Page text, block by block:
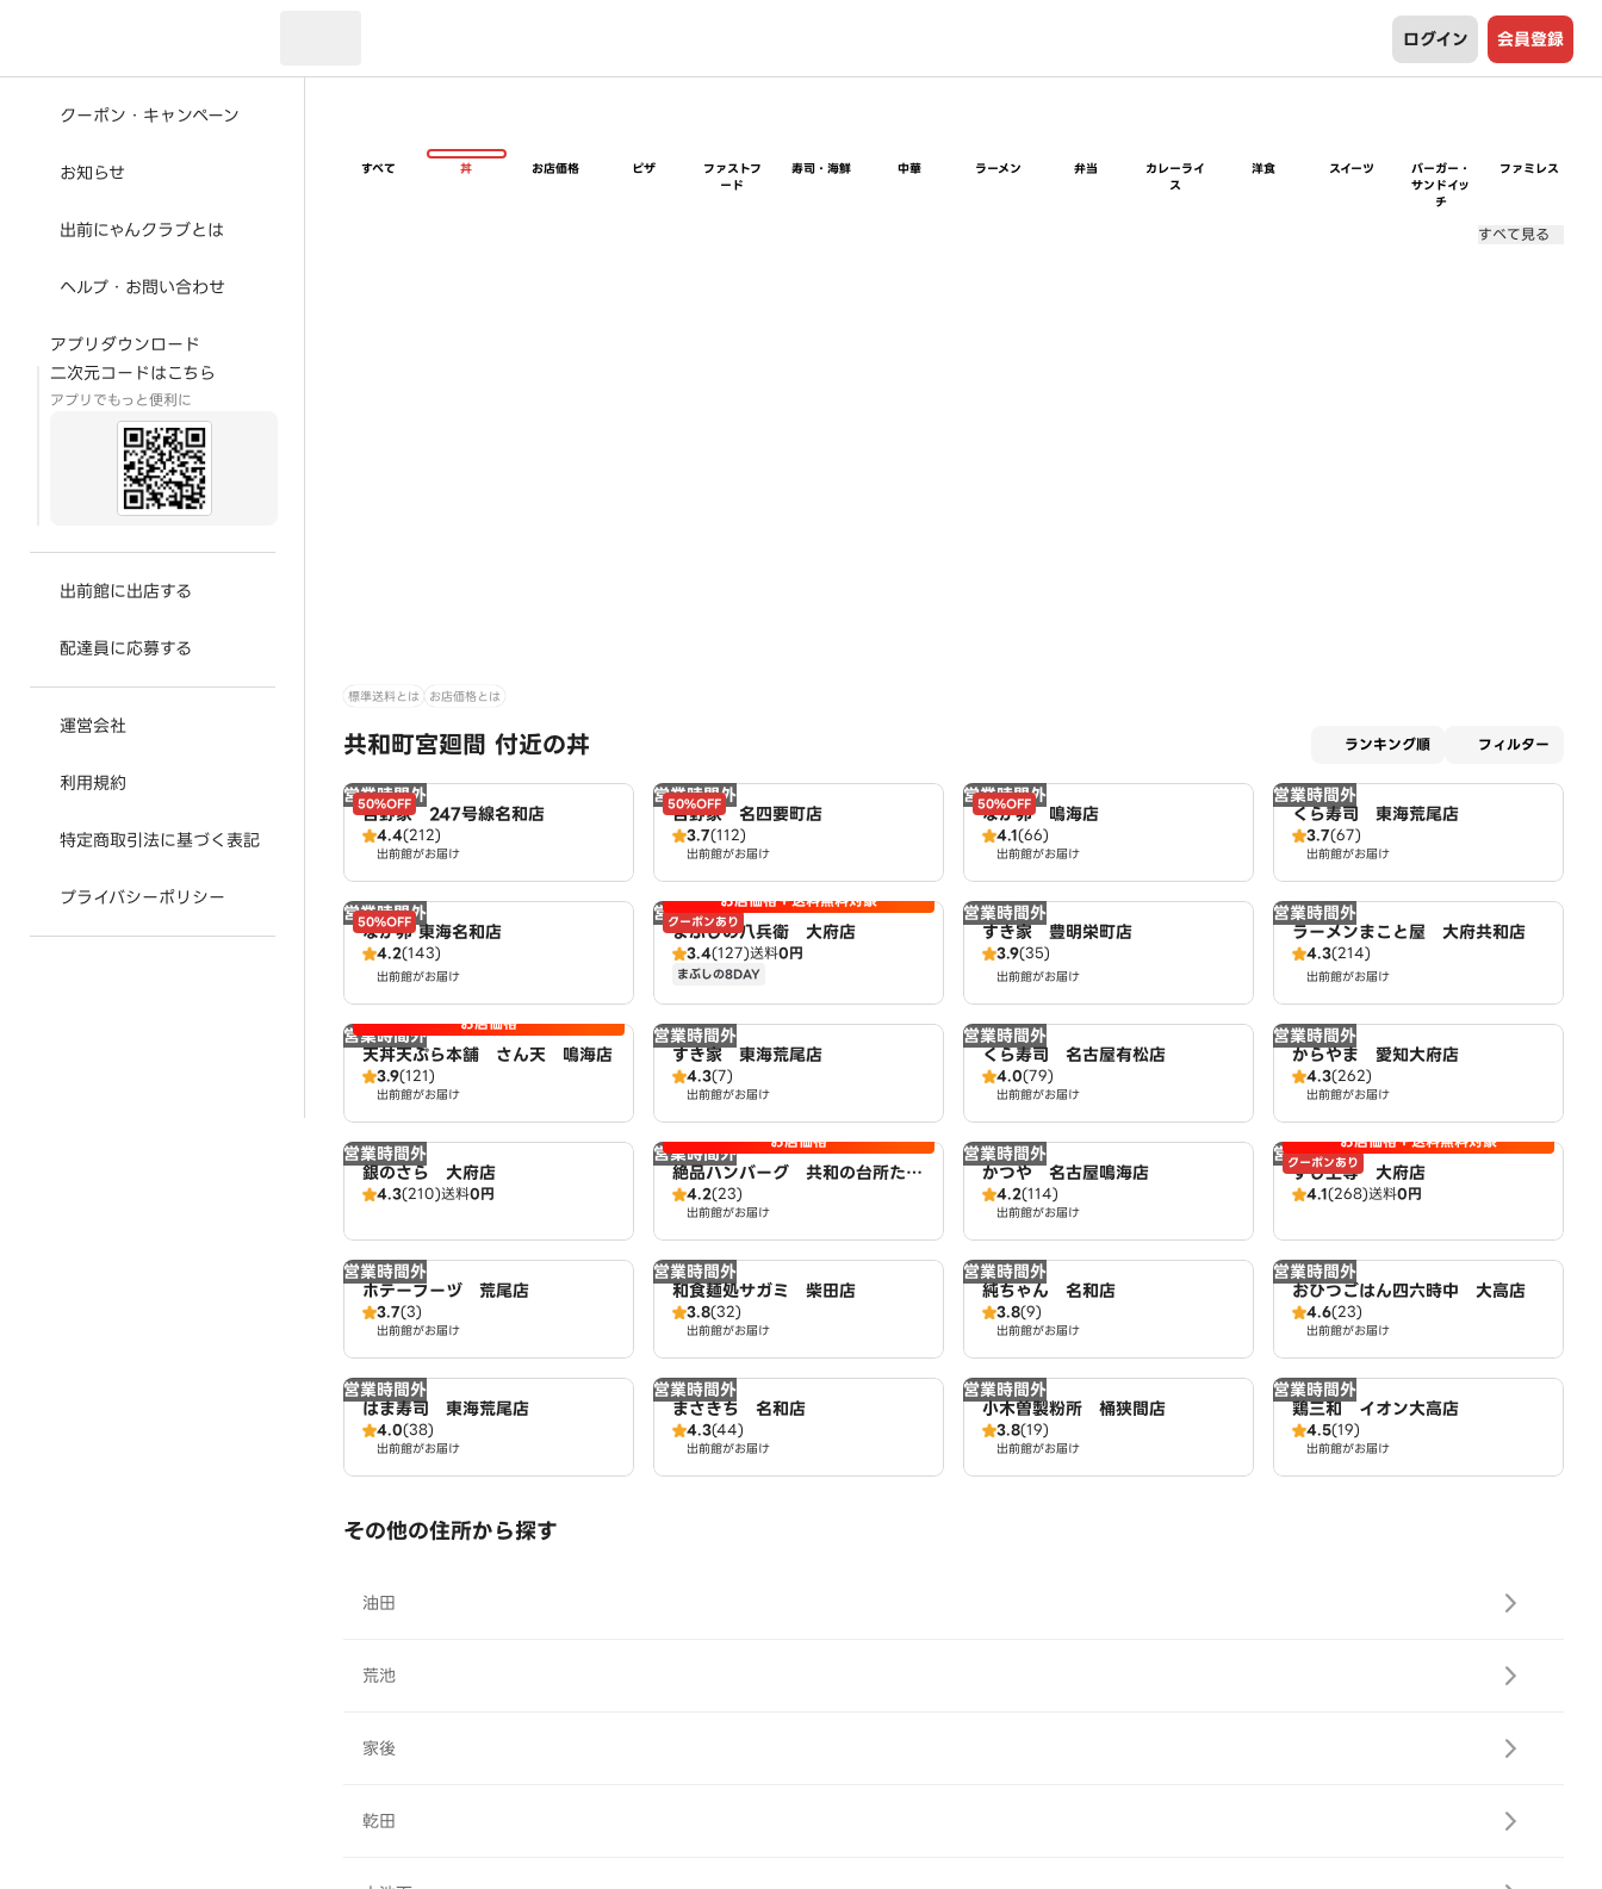
ログイン 会員登録
クーポン・キャンペーン
お知らせ
出前にゃんクラブとは
ヘルプ・お問い合わせ
アプリダウンロード
二次元コードはこちら
アプリでもっと便利に
出前館に出店する
配達員に応募する
運営会社
利用規約
特定商取引法に基づく表記
プライバシーポリシー
すべて 丼 お店価格 ピザ
ファストフ
ード
寿司・海鮮 中華 ラーメン 弁当
カレーライ
ス
洋食 スイーツ
バーガー・
サンドイッ
チ
ファミレス
すべて見る
標準送料とは お店価格とは
共和町宮廻間 付近の丼 ランキング順 フィルター
営業時間外
50%OFF
吉野家 247号線名和店
4.4(212)
出前館がお届け
営業時間外
50%OFF
吉野家 名四要町店
3.7(112)
出前館がお届け
営業時間外
50%OFF
なか卯 鳴海店
4.1(66)
出前館がお届け
営業時間外
くら寿司 東海荒尾店
3.7(67)
出前館がお届け
営業時間外
50%OFF
なか卯 東海名和店
4.2(143)
出前館がお届け
営業時間外
クーポンあり
お店価格＋送料無料対象
まぶしの八兵衛 大府店
3.4(127)送料0円
まぶしの8DAY
営業時間外
すき家 豊明栄町店
3.9(35)
出前館がお届け
営業時間外
ラーメンまこと屋 大府共和店
4.3(214)
出前館がお届け
営業時間外 お店価格
天丼天ぷら本舗 さん天 鳴海店
3.9(121)
出前館がお届け
営業時間外
すき家 東海荒尾店
4.3(7)
出前館がお届け
営業時間外
くら寿司 名古屋有松店
4.0(79)
出前館がお届け
営業時間外
からやま 愛知大府店
4.3(262)
出前館がお届け
営業時間外
銀のさら 大府店
4.3(210)送料0円
営業時間外 お店価格
絶品ハンバーグ 共和の台所たが
や4.2(23)
出前館がお届け
営業時間外
かつや 名古屋鳴海店
4.2(114)
出前館がお届け
営業時間外
クーポンあり
お店価格＋送料無料対象
すし上等 大府店
4.1(268)送料0円
営業時間外
ホテーフーヅ 荒尾店
3.7(3)
出前館がお届け
営業時間外
和食麺処サガミ 柴田店
3.8(32)
出前館がお届け
営業時間外
純ちゃん 名和店
3.8(9)
出前館がお届け
営業時間外
おひつごはん四六時中 大高店
4.6(23)
出前館がお届け
営業時間外
はま寿司 東海荒尾店
4.0(38)
出前館がお届け
営業時間外
まさきち 名和店
4.3(44)
出前館がお届け
営業時間外
小木曽製粉所 桶狭間店
3.8(19)
出前館がお届け
営業時間外
鶏三和 イオン大高店
4.5(19)
出前館がお届け
その他の住所から探す
油田
荒池
家後
乾田